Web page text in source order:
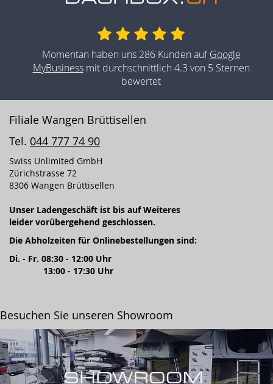
Momentan haben uns 286 Kunden aufGoogle
MyBusinessmit durchschnittlich 4.3 von 5 Sternen
bewertet
Filiale Wangen Brüttisellen
Tel. 044 777 74 90
Swiss Unlimited GmbH
Zürichstrasse 72
8306 Wangen Brüttisellen
Unser Ladengeschäft ist bis auf Weiteres
leider vorübergehend geschlossen.
Die Abholzeiten für Onlinebestellungen sind:
Di. - Fr. 08:30 - 12:00 Uhr
13:00 - 17:30 Uhr
Besuchen Sie unseren Showroom